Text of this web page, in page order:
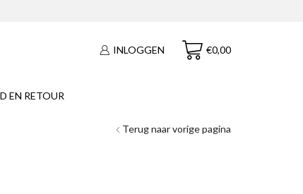
INLOGGEN €0,00
EN RETOUR
Terug naar vorige pagina